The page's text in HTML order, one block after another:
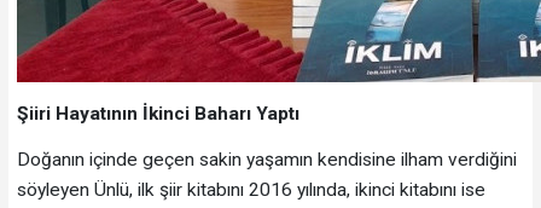
Şiiri Hayatının İkinci Baharı Yaptı
Doğanın içinde geçen sakin yaşamın kendisine ilham verdiğini
söyleyen Ünlü, ilk şiir kitabını 2016 yılında, ikinci kitabını ise